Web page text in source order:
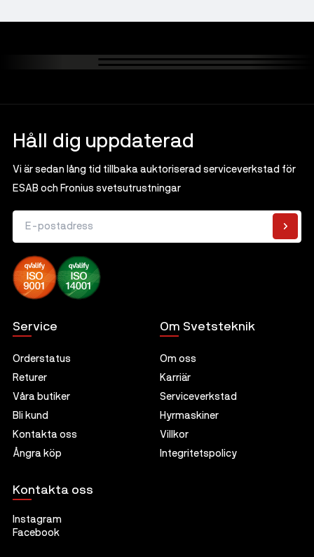
Håll dig uppdaterad
Vi är sedan lång tid tillbaka auktoriserad serviceverkstad för
ESAB och Fronius svetsutrustningar
E-postadress
Service
Orderstatus
Returer
Våra butiker
Bli kund
Kontakta oss
Ångra köp
Om Svetsteknik
Om oss
Karriär
Serviceverkstad
Hyrmaskiner
Villkor
Integritetspolicy
Kontakta oss
Instagram
Facebook